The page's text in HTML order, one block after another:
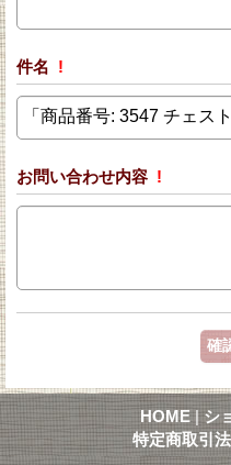
件名 !
お問い合わせ内容 !
HOME | シ
特定商取引